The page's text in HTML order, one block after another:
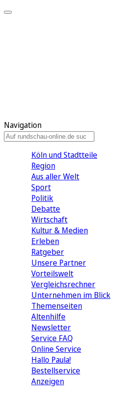
Navigation
Köln und Stadtteile
Region
Aus aller Welt
Sport
Politik
Debatte
Wirtschaft
Kultur & Medien
Erleben
Ratgeber
Unsere Partner
Vorteilswelt
Vergleichsrechner
Unternehmen im Blick
Themenseiten
Altenhilfe
Newsletter
Service FAQ
Online Service
Hallo Paula!
Bestellservice
Anzeigen